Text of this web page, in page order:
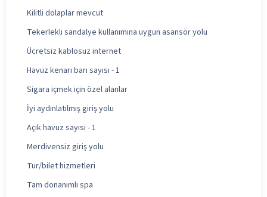
Kilitli dolaplar mevcut
Tekerlekli sandalye kullanımına uygun asansör yolu
Ücretsiz kablosuz internet
Havuz kenarı barı sayısı - 1
Sigara içmek için özel alanlar
İyi aydınlatılmış giriş yolu
Açık havuz sayısı - 1
Merdivensiz giriş yolu
Tur/bilet hizmetleri
Tam donanımlı spa